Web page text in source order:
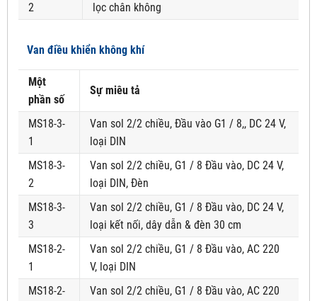
2
lọc chân không
Van điều khiển không khí
Một
phần số
Sự miêu tả
MS18-3-
1
Van sol 2/2 chiều, Đầu vào G1 / 8,, DC 24 V,
loại DIN
MS18-3-
2
Van sol 2/2 chiều, G1 / 8 Đầu vào, DC 24 V,
loại DIN, Đèn
MS18-3-
3
Van sol 2/2 chiều, G1 / 8 Đầu vào, DC 24 V,
loại kết nối, dây dẫn & đèn 30 cm
MS18-2-
1
Van sol 2/2 chiều, G1 / 8 Đầu vào, AC 220
V, loại DIN
MS18-2-
Van sol 2/2 chiều, G1 / 8 Đầu vào, AC 220